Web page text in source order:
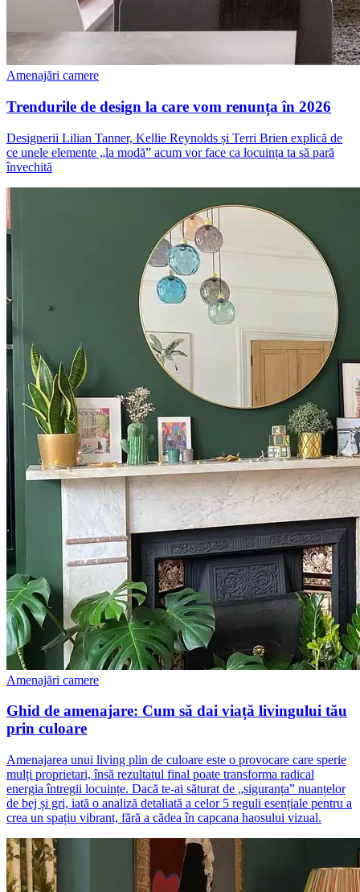
Amenajări camere
Trendurile de design la care vom renunța în 2026
Designerii Lilian Tanner, Kellie Reynolds și Terri Brien explică de
ce unele elemente „la modă” acum vor face ca locuința ta să pară
învechită
Amenajări camere
Ghid de amenajare: Cum să dai viață livingului tău
prin culoare
Amenajarea unui living plin de culoare este o provocare care sperie
mulți proprietari, însă rezultatul final poate transforma radical
energia întregii locuințe. Dacă te-ai săturat de „siguranța” nuanțelor
de bej și gri, iată o analiză detaliată a celor 5 reguli esențiale pentru a
crea un spațiu vibrant, fără a cădea în capcana haosului vizual.